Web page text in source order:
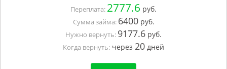
Переплата: 2777.6 руб.
Сумма займа: 6400руб.
Нужно вернуть: 9177.6 руб.
Когда вернуть: через 20 дней